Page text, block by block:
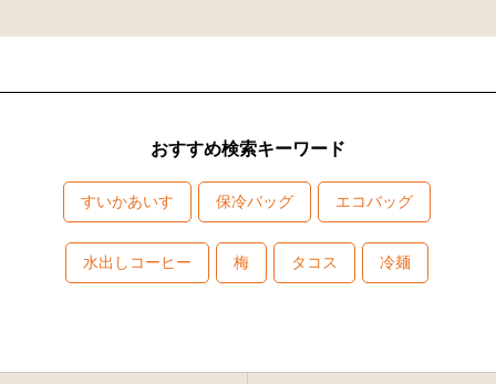
おすすめ検索キーワード
すいかあいす 保冷バッグ エコバッグ
水出しコーヒー 梅 タコス 冷麺